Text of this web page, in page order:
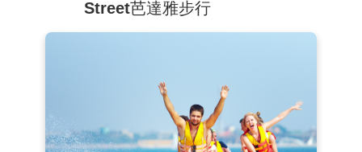
真的會對不起自己啊！門口光是看到偌大廣敞立了一架
飛機就令人瞠目結舌，入口處的幾個行李箱堆疊的藝術
號，座位區甚打造成行李輸送轉盤的樣貌，真的是非常
有想像力。樓層由最底層依序為G、M及1至3樓，融入
法國巴黎、英國倫敦、義大利、日本東京及美國舊金山
等異國風情，將最具特色的建築、人物、特色融入整個
Street芭達雅步行